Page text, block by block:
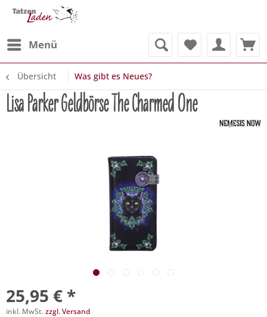
Menü
Übersicht Was gibt es Neues?
Lisa Parker Geldbörse The Charmed One
25,95 € *
inkl. MwSt.zzgl. Versand